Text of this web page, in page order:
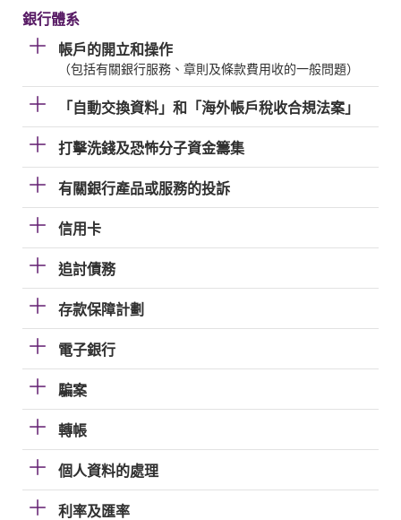
銀行體系
帳戶的開立和操作
（包括有關銀行服務、章則及條款費用收的一般問題）
「自動交換資料」和「海外帳戶稅收合規法案」
打擊洗錢及恐怖分子資金籌集
有關銀行產品或服務的投訴
信用卡
追討債務
存款保障計劃
電子銀行
騙案
轉帳
個人資料的處理
利率及匯率